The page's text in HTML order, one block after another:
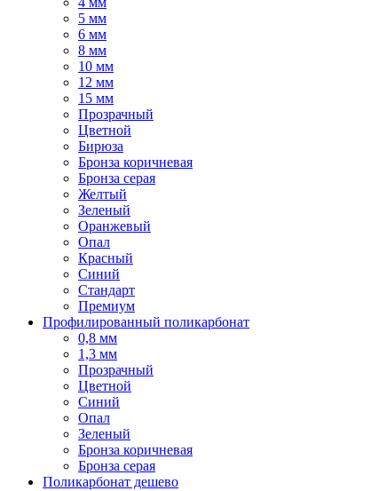
5 мм
6 мм
8 мм
10 мм
12 мм
15 мм
Прозрачный
Цветной
Бирюза
Бронза коричневая
Бронза серая
Желтый
Зеленый
Оранжевый
Опал
Красный
Синий
Стандарт
Премиум
Профилированный поликарбонат
0,8 мм
1,3 мм
Прозрачный
Цветной
Синий
Опал
Зеленый
Бронза коричневая
Бронза серая
Поликарбонат дешево